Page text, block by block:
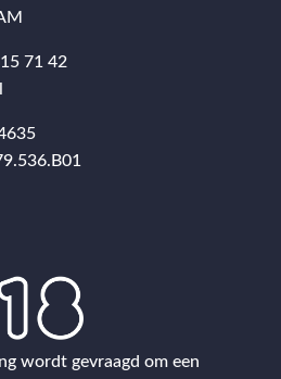
71 42
wordt gevraagd om een